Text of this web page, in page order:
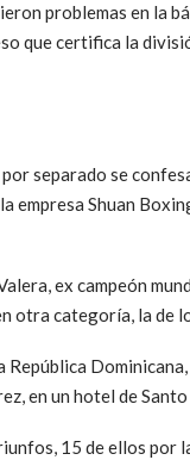
problemas en la
que certifica la
separado se
empresa Shuan
ex campeón
otra categoría, la de
en un hotel de
15 de ellos por